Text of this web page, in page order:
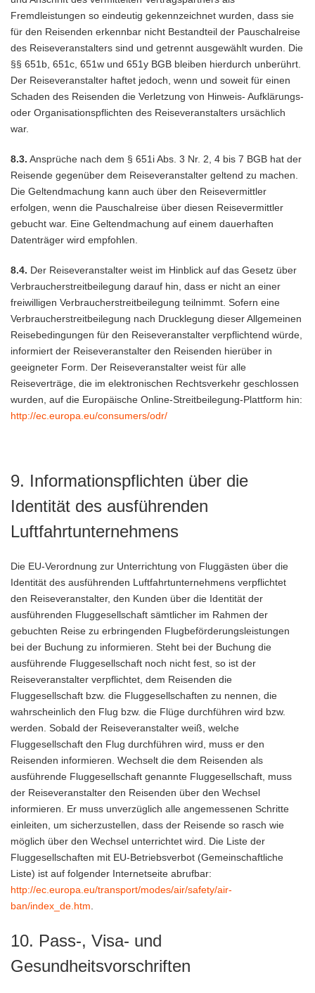
Fremdleistungen so eindeutig gekennzeichnet wurden, dass sie
für den Reisenden erkennbar nicht Bestandteil der Pauschalreise
des Reiseveranstalters sind und getrennt ausgewählt wurden. Die
§§ 651b, 651c, 651w und 651y BGB bleiben hierdurch unberührt.
Der Reiseveranstalter haftet jedoch, wenn und soweit für einen
Schaden des Reisenden die Verletzung von Hinweis- Aufklärungs-
oder Organisationspflichten des Reiseveranstalters ursächlich
war.
8.3. Ansprüche nach dem § 651i Abs. 3 Nr. 2, 4 bis 7 BGB hat der
Reisende gegenüber dem Reiseveranstalter geltend zu machen.
Die Geltendmachung kann auch über den Reisevermittler
erfolgen, wenn die Pauschalreise über diesen Reisevermittler
gebucht war. Eine Geltendmachung auf einem dauerhaften
Datenträger wird empfohlen.
8.4. Der Reiseveranstalter weist im Hinblick auf das Gesetz über
Verbraucherstreitbeilegung darauf hin, dass er nicht an einer
freiwilligen Verbraucherstreitbeilegung teilnimmt. Sofern eine
Verbraucherstreitbeilegung nach Drucklegung dieser Allgemeinen
Reisebedingungen für den Reiseveranstalter verpflichtend würde,
informiert der Reiseveranstalter den Reisenden hierüber in
geeigneter Form. Der Reiseveranstalter weist für alle
Reiseverträge, die im elektronischen Rechtsverkehr geschlossen
wurden, auf die Europäische Online-Streitbeilegung-Plattform hin:
http://ec.europa.eu/consumers/odr/
9. Informationspflichten über die
Identität des ausführenden
Luftfahrtunternehmens
Die EU-Verordnung zur Unterrichtung von Fluggästen über die
Identität des ausführenden Luftfahrtunternehmens verpflichtet
den Reiseveranstalter, den Kunden über die Identität der
ausführenden Fluggesellschaft sämtlicher im Rahmen der
gebuchten Reise zu erbringenden Flugbeförderungsleistungen
bei der Buchung zu informieren. Steht bei der Buchung die
ausführende Fluggesellschaft noch nicht fest, so ist der
Reiseveranstalter verpflichtet, dem Reisenden die
Fluggesellschaft bzw. die Fluggesellschaften zu nennen, die
wahrscheinlich den Flug bzw. die Flüge durchführen wird bzw.
werden. Sobald der Reiseveranstalter weiß, welche
Fluggesellschaft den Flug durchführen wird, muss er den
Reisenden informieren. Wechselt die dem Reisenden als
ausführende Fluggesellschaft genannte Fluggesellschaft, muss
der Reiseveranstalter den Reisenden über den Wechsel
informieren. Er muss unverzüglich alle angemessenen Schritte
einleiten, um sicherzustellen, dass der Reisende so rasch wie
möglich über den Wechsel unterrichtet wird. Die Liste der
Fluggesellschaften mit EU-Betriebsverbot (Gemeinschaftliche
Liste) ist auf folgender Internetseite abrufbar:
http://ec.europa.eu/transport/modes/air/safety/air-
ban/index_de.htm
10. Pass-, Visa- und
Gesundheitsvorschriften